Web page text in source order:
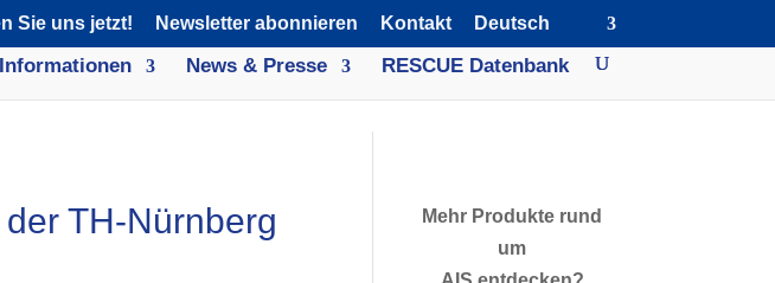
Sie uns jetzt! Newsletter abonnieren Kontakt Deutsch
Informationen News & Presse RESCUE Datenbank
TH-Nürnberg
Mehr Produkte rund
um